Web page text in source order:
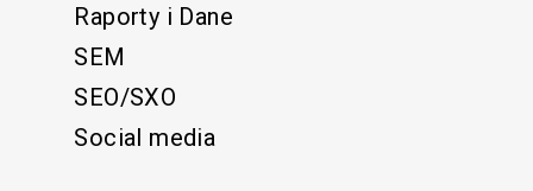
Raporty i Dane
SEM
SEO/SXO
Social media